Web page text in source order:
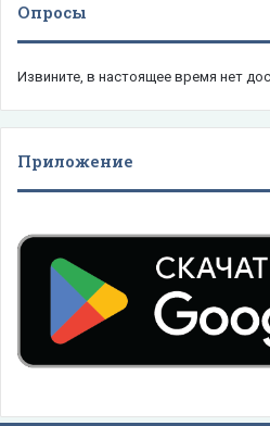
Опросы
Извините, в настоящее время нет
Приложение